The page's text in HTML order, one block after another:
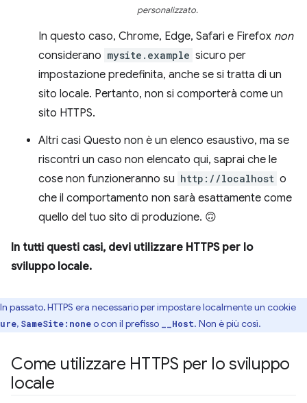
personalizzato.
In questo caso, Chrome, Edge, Safari e Firefox non
considerano mysite.example sicuro per
impostazione predefinita, anche se si tratta di un
sito locale. Pertanto, non si comporterà come un
sito HTTPS.
Altri casi Questo non è un elenco esaustivo, ma se
riscontri un caso non elencato qui, saprai che le
cose non funzioneranno su http://localhost o
che il comportamento non sarà esattamente come
quello del tuo sito di produzione. 🙃
In tutti questi casi, devi utilizzare HTTPS per lo
sviluppo locale.
In passato, HTTPS era necessario per impostare localmente un cookie
, SameSite:noneo con il prefisso __Host. Non è più così.
Come utilizzare HTTPS per lo sviluppo
locale